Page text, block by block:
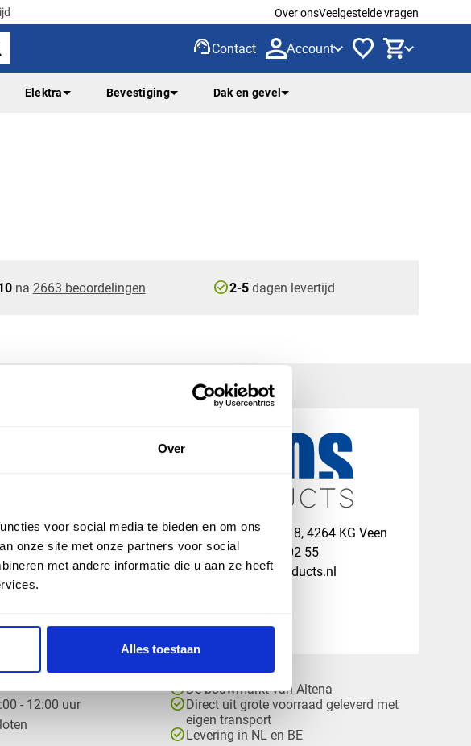
Over
voor social media te bieden en om ons
onze site met onze partners voor social
met andere informatie die u aan ze heeft
Alles toestaan
Over onsVeelgestelde vragen
support_agentContact Account
Elektra Bevestiging Dak en gevel
na 2663 beoordelingen check_circle2-5 dagen levertijd
- 12:00 uur
map Veensesteeg 8, 4264 KG Veen
phone_enabled +31 416 75 02 55
mail info@vosproducts.nl
check_circleDé bouwmarkt van Altena
check_circle Direct uit grote voorraad geleverd met
eigen transport
check_circle Levering in NL en BE